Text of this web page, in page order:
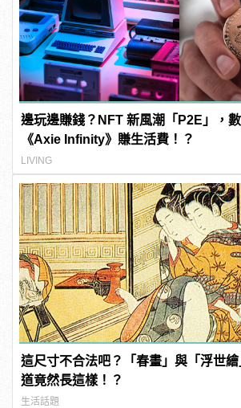
邊玩邊賺錢？NFT 新風潮「P2E」，
《Axie Infinity》賺生活費！？
LIVING
這尺寸不合法吧？「春畫」與「浮世
道竟然長這樣！？
生活話題